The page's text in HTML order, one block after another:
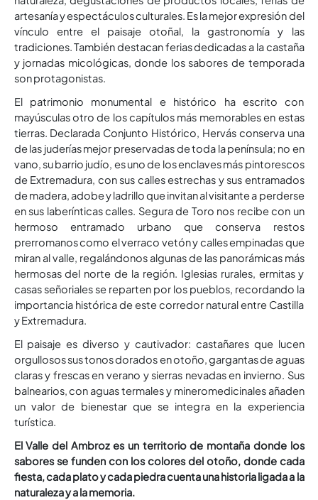
artesanía y espectáculos culturales. Es la mejor expresión del
vínculo entre el paisaje otoñal, la gastronomía y las
tradiciones. También destacan ferias dedicadas a la castaña
y jornadas micológicas, donde los sabores de temporada
son protagonistas.
El patrimonio monumental e histórico ha escrito con
mayúsculas otro de los capítulos más memorables en estas
tierras. Declarada Conjunto Histórico, Hervás conserva una
de las juderías mejor preservadas de toda la península; no en
vano, su barrio judío, es uno de los enclaves más pintorescos
de Extremadura, con sus calles estrechas y sus entramados
de madera, adobe y ladrillo que invitan al visitante a perderse
en sus laberínticas calles. Segura de Toro nos recibe con un
hermoso entramado urbano que conserva restos
prerromanos como el verraco vetón y calles empinadas que
miran al valle, regalándonos algunas de las panorámicas más
hermosas del norte de la región. Iglesias rurales, ermitas y
casas señoriales se reparten por los pueblos, recordando la
importancia histórica de este corredor natural entre Castilla
y Extremadura.
El paisaje es diverso y cautivador: castañares que lucen
orgullosos sus tonos dorados en otoño, gargantas de aguas
claras y frescas en verano y sierras nevadas en invierno. Sus
balnearios, con aguas termales y mineromedicinales añaden
un valor de bienestar que se integra en la experiencia
turística.
El Valle del Ambroz es un territorio de montaña donde los
sabores se funden con los colores del otoño, donde cada
fiesta, cada plato y cada piedra cuenta una historia ligada a la
naturaleza y a la memoria.